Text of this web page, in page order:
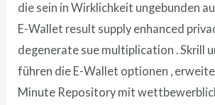
die sein in Wirklichkeit ungebunden
E-Wallet result supply enhanced
degenerate sue multiplication . Skrill
führen die E-Wallet optionen ,
Minute Repository mit